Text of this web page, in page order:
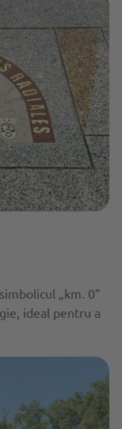
„km. 0”
ideal pentru a